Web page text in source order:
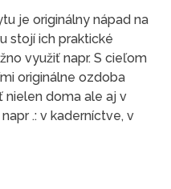
je originálny nápad na
stojí ich praktické
využiť napr. S cieľom
originálne ozdoba
nielen doma ale aj v
.: v kaderníctve, v